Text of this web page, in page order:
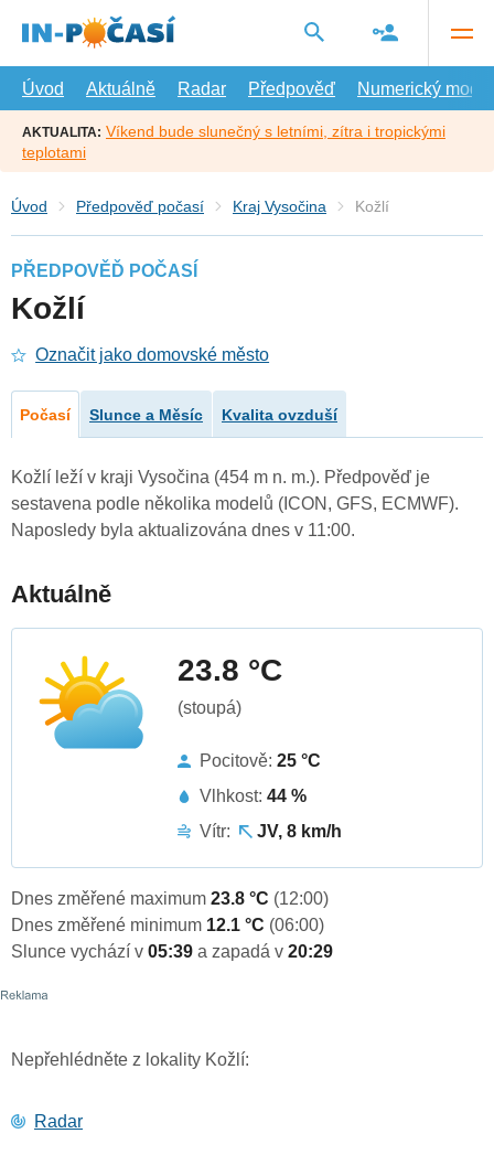
hlavní
Úvod
Aktuálně Radar Předpověď Numerický model
AKTUALITA: Víkend bude slunečný s letními, zítra i tropickými
teplotami
Úvod Předpověď počasí Kraj Vysočina Kožlí
PŘEDPOVĚĎ POČASÍ
Kožlí
Označit jako domovské město
Počasí Slunce a Měsíc Kvalita ovzduší
Kožlí leží v kraji Vysočina (454 m n. m.). Předpověď je
sestavena podle několika modelů (ICON, GFS, ECMWF).
Naposledy byla aktualizována dnes v 11:00.
Aktuálně
23.8 °C
(stoupá)
Pocitově: 25 °C
Vlhkost: 44 %
Vítr:
JV, 8 km/h
Dnes změřené maximum 23.8 °C (12:00)
Dnes změřené minimum 12.1 °C (06:00)
Slunce vychází v 05:39 a zapadá v 20:29
Nepřehlédněte z lokality Kožlí:
Radar